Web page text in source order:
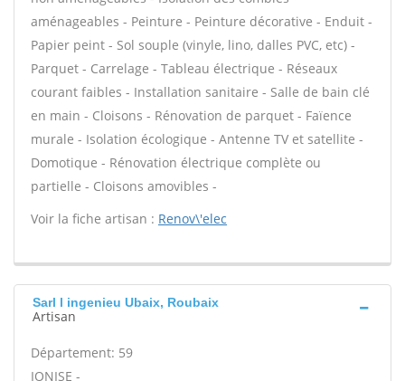
aménageables - Peinture - Peinture décorative - Enduit -
Papier peint - Sol souple (vinyle, lino, dalles PVC, etc) -
Parquet - Carrelage - Tableau électrique - Réseaux
courant faibles - Installation sanitaire - Salle de bain clé
en main - Cloisons - Rénovation de parquet - Faïence
murale - Isolation écologique - Antenne TV et satellite -
Domotique - Rénovation électrique complète ou
partielle - Cloisons amovibles -
Voir la fiche artisan : Renov\'elec
Sarl l ingenieu Ubaix, Roubaix
Artisan
Département: 59
IONISE -